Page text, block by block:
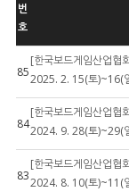
번
호
85
[한국보드게임산업협
2025. 2. 15(토)~16(
84
[한국보드게임산업협
2024. 9. 28(토)~29(
83
[한국보드게임산업협
2024. 8. 10(토)~11(